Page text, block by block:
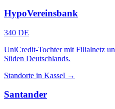
HypoVereinsbank
340 DE
UniCredit-Tochter mit Filialnetz
Süden Deutschlands.
Standorte in Kassel →
Santander